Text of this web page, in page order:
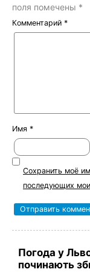
поля помечены *
Комментарий *
Имя *
Сохранить моё
последующих
Погода у
починають